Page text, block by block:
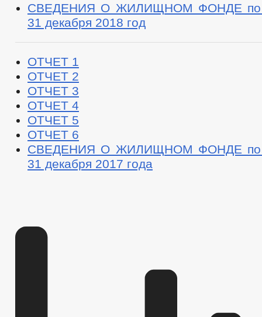
СВЕДЕНИЯ О ЖИЛИЩНОМ ФОНДЕ по
31 декабря 2018 год
ОТЧЕТ 1
ОТЧЕТ 2
ОТЧЕТ 3
ОТЧЕТ 4
ОТЧЕТ 5
ОТЧЕТ 6
СВЕДЕНИЯ О ЖИЛИЩНОМ ФОНДЕ по
31 декабря 2017 года